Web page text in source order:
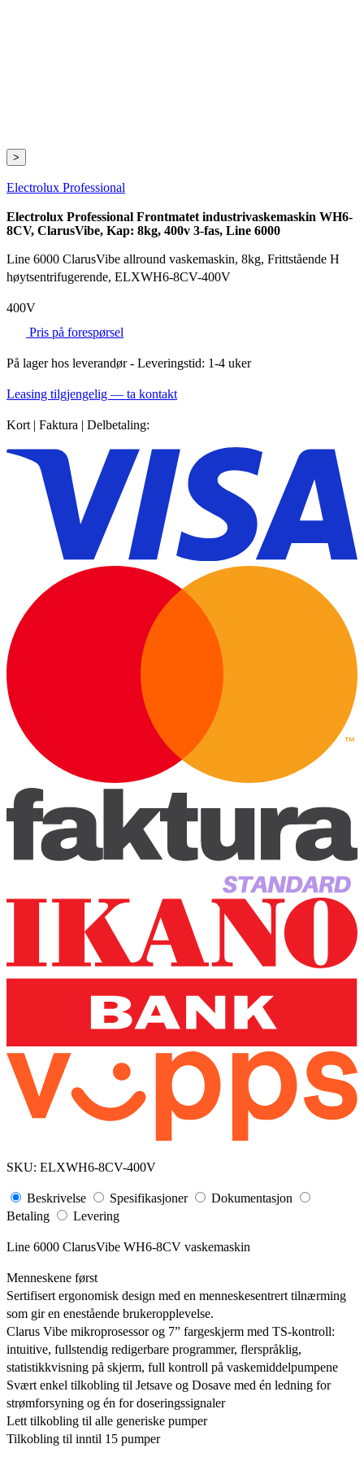
>
Electrolux Professional
Electrolux Professional Frontmatet industrivaskemaskin WH6-
8CV, ClarusVibe, Kap: 8kg, 400v 3-fas, Line 6000
Line 6000 ClarusVibe allround vaskemaskin, 8kg, Frittstående H
høytsentrifugerende, ELXWH6-8CV-400V
400V
Pris på forespørsel
På lager hos leverandør- Leveringstid: 1-4 uker
Leasing tilgjengelig — ta kontakt
Kort | Faktura | Delbetaling:
SKU: ELXWH6-8CV-400V
Beskrivelse Spesifikasjoner
Dokumentasjon
Betaling
Levering
Line 6000 ClarusVibe WH6-8CV vaskemaskin
Menneskene først
Sertifisert ergonomisk design med en menneskesentrert tilnærming
som gir en enestående brukeropplevelse.
Clarus Vibe mikroprosessor og 7” fargeskjerm med TS-kontroll:
intuitive, fullstendig redigerbare programmer, flerspråklig,
statistikkvisning på skjerm, full kontroll på vaskemiddelpumpene
Svært enkel tilkobling til Jetsave og Dosave med én ledning for
strømforsyning og én for doseringssignaler
Lett tilkobling til alle generiske pumper
Tilkobling til inntil 15 pumper